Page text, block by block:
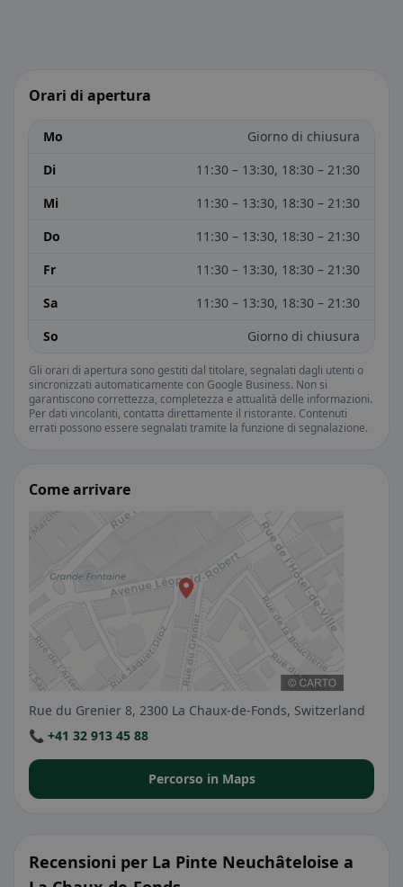
Orari di apertura
Mo
Giorno di chiusura
Di
11:30 – 13:30, 18:30 – 21:30
Mi
11:30 – 13:30, 18:30 – 21:30
Do
11:30 – 13:30, 18:30 – 21:30
Fr
11:30 – 13:30, 18:30 – 21:30
Sa
11:30 – 13:30, 18:30 – 21:30
So
Giorno di chiusura
Gli orari di apertura sono gestiti dal titolare, segnalati dagli utenti o
sincronizzati automaticamente con Google Business. Non si
garantiscono correttezza, completezza e attualità delle informazioni.
Per dati vincolanti, contatta direttamente il ristorante. Contenuti
errati possono essere segnalati tramite la funzione di segnalazione.
Come arrivare
Rue du Grenier 8, 2300 La Chaux-de-Fonds, Switzerland
📞 +41 32 913 45 88
Percorso in Maps
Recensioni per La Pinte Neuchâteloise a